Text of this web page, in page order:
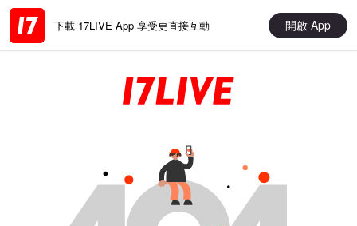
下載 17LIVE App 享受更直接互動 開啟 App